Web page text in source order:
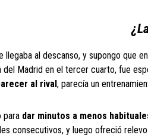
llegaba al descanso, y supongo que
del Madrid en el tercer cuarto, fue
al rival , parecía un
para dar minutos a menos
consecutivos, y luego ofreció